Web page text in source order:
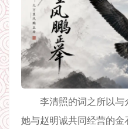
李清照的词之所以与
她与赵明诚共同经营的